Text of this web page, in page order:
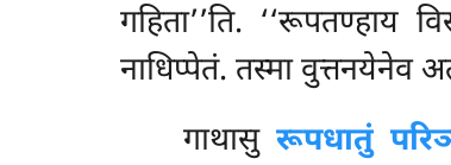
गहिता’’ति.
नाधिप्पेतं. तस्मा वुत्तनयेनेव
गाथासु रूपधातुं